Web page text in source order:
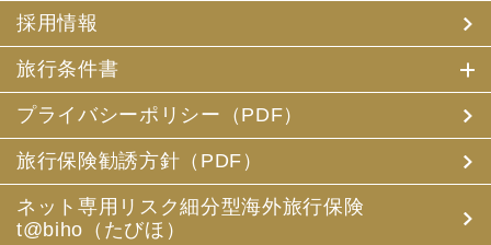
(2) 当社は、旅行先でのお客様のお買い物等の便宜のた
め、当社の保有するお客様の個人データを土産物店に提供
することがあります。この場合、お客様の氏名、パスポー
ト番号及び搭乗される航空便名等に係る個人データを、予
め電磁的方法等で送付することによって提供いたします。
お客様の旅行中の連絡先の方の個人情報をお伺いすること
があります。この個人情報は、お客様に疾病等があった場
合で連絡先の方へ連絡の必要があると当社が認めた場合に
使用させていただきます。お客様は、連絡先の方の個人情
報を当社らに提供することについて連絡先の方の同意を得
採用情報
旅行条件書
プライバシーポリシー（PDF）
旅行保険勧誘方針（PDF）
ネット専用リスク細分型海外旅行保険
t@biho（たびほ）